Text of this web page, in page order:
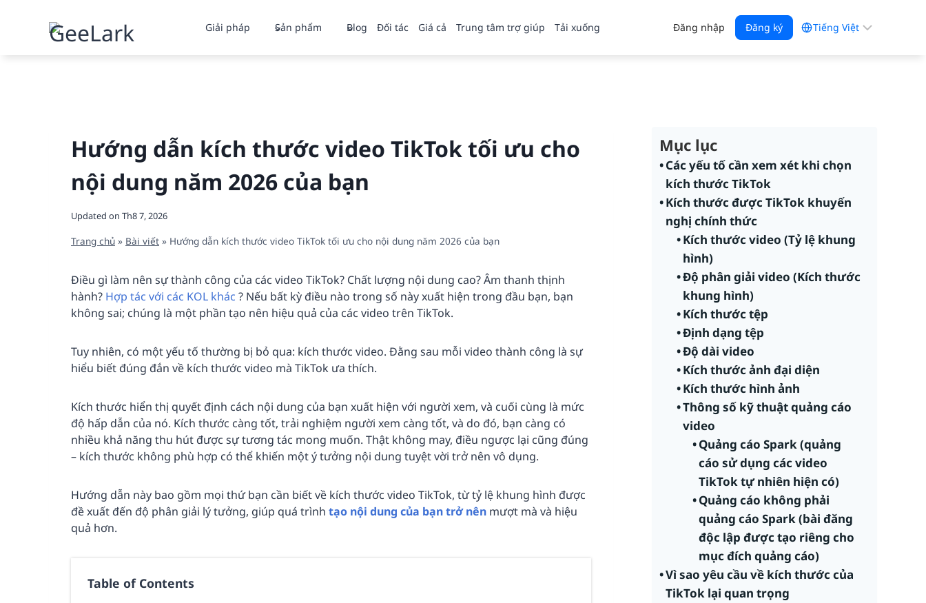
Giải pháp Sản phẩm Blog Đối tác Giá cả Trung tâm trợ giúp Tải xuống Đăng nhập Đăng ký Chọn
một
Hướng dẫn kích thước video TikTok tối ưu cho
nội dung năm 2026 của bạn
Updated on Th8 7, 2026
Trang chủ » Bài viết » Hướng dẫn kích thước video TikTok tối ưu cho nội dung năm 2026 của bạn
Điều gì làm nên sự thành công của các video TikTok? Chất lượng nội dung cao? Âm thanh thịnh
hành? Hợp tác với các KOL khác ? Nếu bất kỳ điều nào trong số này xuất hiện trong đầu bạn, bạn
không sai; chúng là một phần tạo nên hiệu quả của các video trên TikTok.
Tuy nhiên, có một yếu tố thường bị bỏ qua: kích thước video. Đằng sau mỗi video thành công là sự
hiểu biết đúng đắn về kích thước video mà TikTok ưa thích.
Kích thước hiển thị quyết định cách nội dung của bạn xuất hiện với người xem, và cuối cùng là mức
độ hấp dẫn của nó. Kích thước càng tốt, trải nghiệm người xem càng tốt, và do đó, bạn càng có
nhiều khả năng thu hút được sự tương tác mong muốn. Thật không may, điều ngược lại cũng đúng
– kích thước không phù hợp có thể khiến một ý tưởng nội dung tuyệt vời trở nên vô dụng.
Hướng dẫn này bao gồm mọi thứ bạn cần biết về kích thước video TikTok, từ tỷ lệ khung hình được
đề xuất đến độ phân giải lý tưởng, giúp quá trình tạo nội dung của bạn trở nên mượt mà và hiệu
quả hơn.
Table of Contents
Mục lục
Các yếu tố cần xem xét khi chọn
kích thước TikTok
Kích thước được TikTok khuyến
nghị chính thức
Kích thước video (Tỷ lệ khung
hình)
Độ phân giải video (Kích thước
khung hình)
Kích thước tệp
Định dạng tệp
Độ dài video
Kích thước ảnh đại diện
Kích thước hình ảnh
Thông số kỹ thuật quảng cáo
video
Quảng cáo Spark (quảng
cáo sử dụng các video
TikTok tự nhiên hiện có)
Quảng cáo không phải
quảng cáo Spark (bài đăng
độc lập được tạo riêng cho
mục đích quảng cáo)
Vì sao yêu cầu về kích thước của
TikTok lại quan trọng